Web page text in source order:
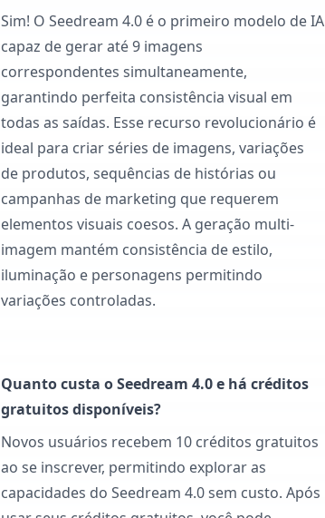
Sim! O Seedream 4.0 é o primeiro modelo de IA
capaz de gerar até 9 imagens
correspondentes simultaneamente,
garantindo perfeita consistência visual em
todas as saídas. Esse recurso revolucionário é
ideal para criar séries de imagens, variações
de produtos, sequências de histórias ou
campanhas de marketing que requerem
elementos visuais coesos. A geração multi-
imagem mantém consistência de estilo,
iluminação e personagens permitindo
variações controladas.
Quanto custa o Seedream 4.0 e há créditos
gratuitos disponíveis?
Novos usuários recebem 10 créditos gratuitos
ao se inscrever, permitindo explorar as
capacidades do Seedream 4.0 sem custo. Após